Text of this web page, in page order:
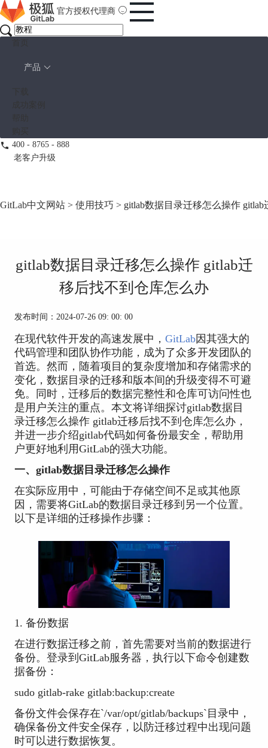
官方授权代理商
产品
400 - 8765 - 888
老客户升级
GitLab中文网站 > 使用技巧 > gitlab数据目录迁移怎么操作
gitlab数据目录迁移怎么操作 gitlab迁
移后找不到仓库怎么办
发布时间：2024-07-26 09: 00: 00
在现代软件开发的高速发展中， GitLab因其强大的
代码管理和团队协作功能，成为了众多开发团队的
首选。然而，随着项目的复杂度增加和存储需求的
变化，数据目录的迁移和版本间的升级变得不可避
免。同时，迁移后的数据完整性和仓库可访问性也
是用户关注的重点。本文将详细探讨gitlab数据目
录迁移怎么操作 gitlab迁移后找不到仓库怎么办，
并进一步介绍gitlab代码如何备份最安全，帮助用
户更好地利用GitLab的强大功能。
一、gitlab数据目录迁移怎么操作
在实际应用中，可能由于存储空间不足或其他原
因，需要将GitLab的数据目录迁移到另一个位置。
以下是详细的迁移操作步骤：
1. 备份数据
在进行数据迁移之前，首先需要对当前的数据进行
备份。登录到GitLab服务器，执行以下命令创建数
据备份：
sudo gitlab-rake gitlab:backup:create
备份文件会保存在`/var/opt/gitlab/backups`目录中，
确保备份文件安全保存，以防迁移过程中出现问题
时可以进行数据恢复。